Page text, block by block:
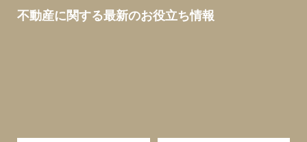
不動産に関する最新のお役立ち情報